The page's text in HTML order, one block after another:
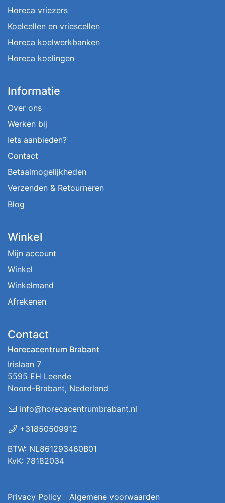
Horeca vriezers
Koelcellen en vriescellen
Horeca koelwerkbanken
Horeca koelingen
Informatie
Over ons
Werken bij
Iets aanbieden?
Contact
Betaalmogelijkheden
Verzenden & Retourneren
Blog
Winkel
Mijn account
Winkel
Winkelmand
Afrekenen
Contact
Horecacentrum Brabant
Irislaan 7
5595 EH Leende
Noord-Brabant, Nederland
info@horecacentrumbrabant.nl
+31850509912
BTW: NL861293460B01
KvK: 78182034
Privacy Policy Algemene voorwaarden